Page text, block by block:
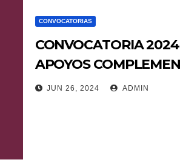
CONVOCATORIAS
CONVOCATORIA
APOYOS
PARA LA INCLUSIÓN.
JUN 26, 2024 ADMIN